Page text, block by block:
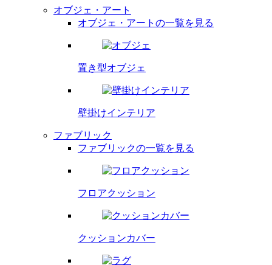
オブジェ・アート
オブジェ・アートの一覧を見る
置き型オブジェ
壁掛けインテリア
ファブリック
ファブリックの一覧を見る
フロアクッション
クッションカバー